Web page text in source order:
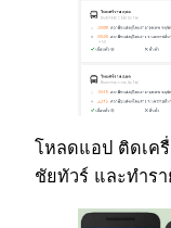
โหลดแอป ติดเค
ชัยทัวร์ และทำร